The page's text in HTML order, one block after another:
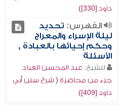
داود [330])
الفهرس: تحديد
ليلة الإسراء والمعراج
وحكم إحيائها بالعبادة ,
الأسئلة
للشيخ: عبد المحسن العباد
جزء من محاضرة ( شرح سنن أبي
داود [409])